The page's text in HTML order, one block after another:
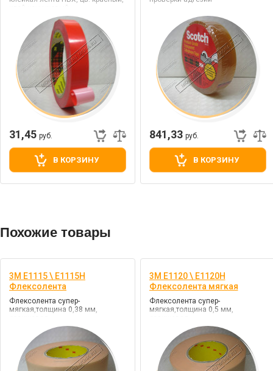
клей каучуковый
31,45 руб.
В КОРЗИНУ
841,33 руб.
В КОРЗИНУ
Похожие товары
3M E1115 \ E1115H
Флексолента
Флексолента супер-
мягкая,толщина 0,38 мм,
3M E1120 \ E1120H
Флексолента мягкая
Флексолента супер-
мягкая,толщина 0,5 мм,